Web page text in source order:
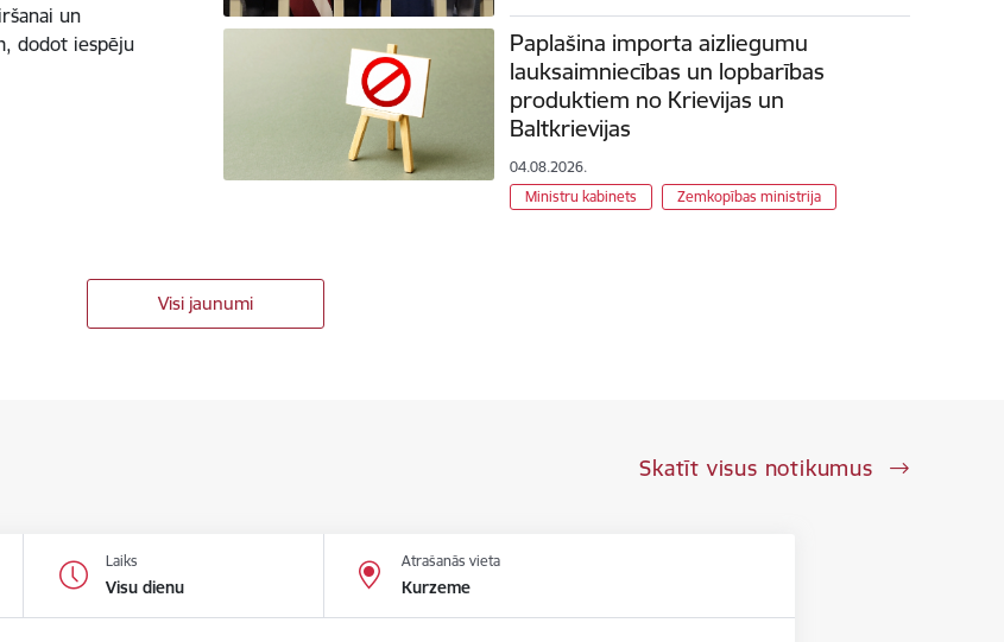
un
dodot iespēju
Paplašina importa aizliegumu
lauksaimniecības un lopbarības
produktiem no Krievijas un
Baltkrievijas
04.08.2026.
Ministru kabinets
Zemkopības ministrija
Visi jaunumi
Skatīt visus notikumus
Laiks
Visu dienu
Atrašanās vieta
Kurzeme